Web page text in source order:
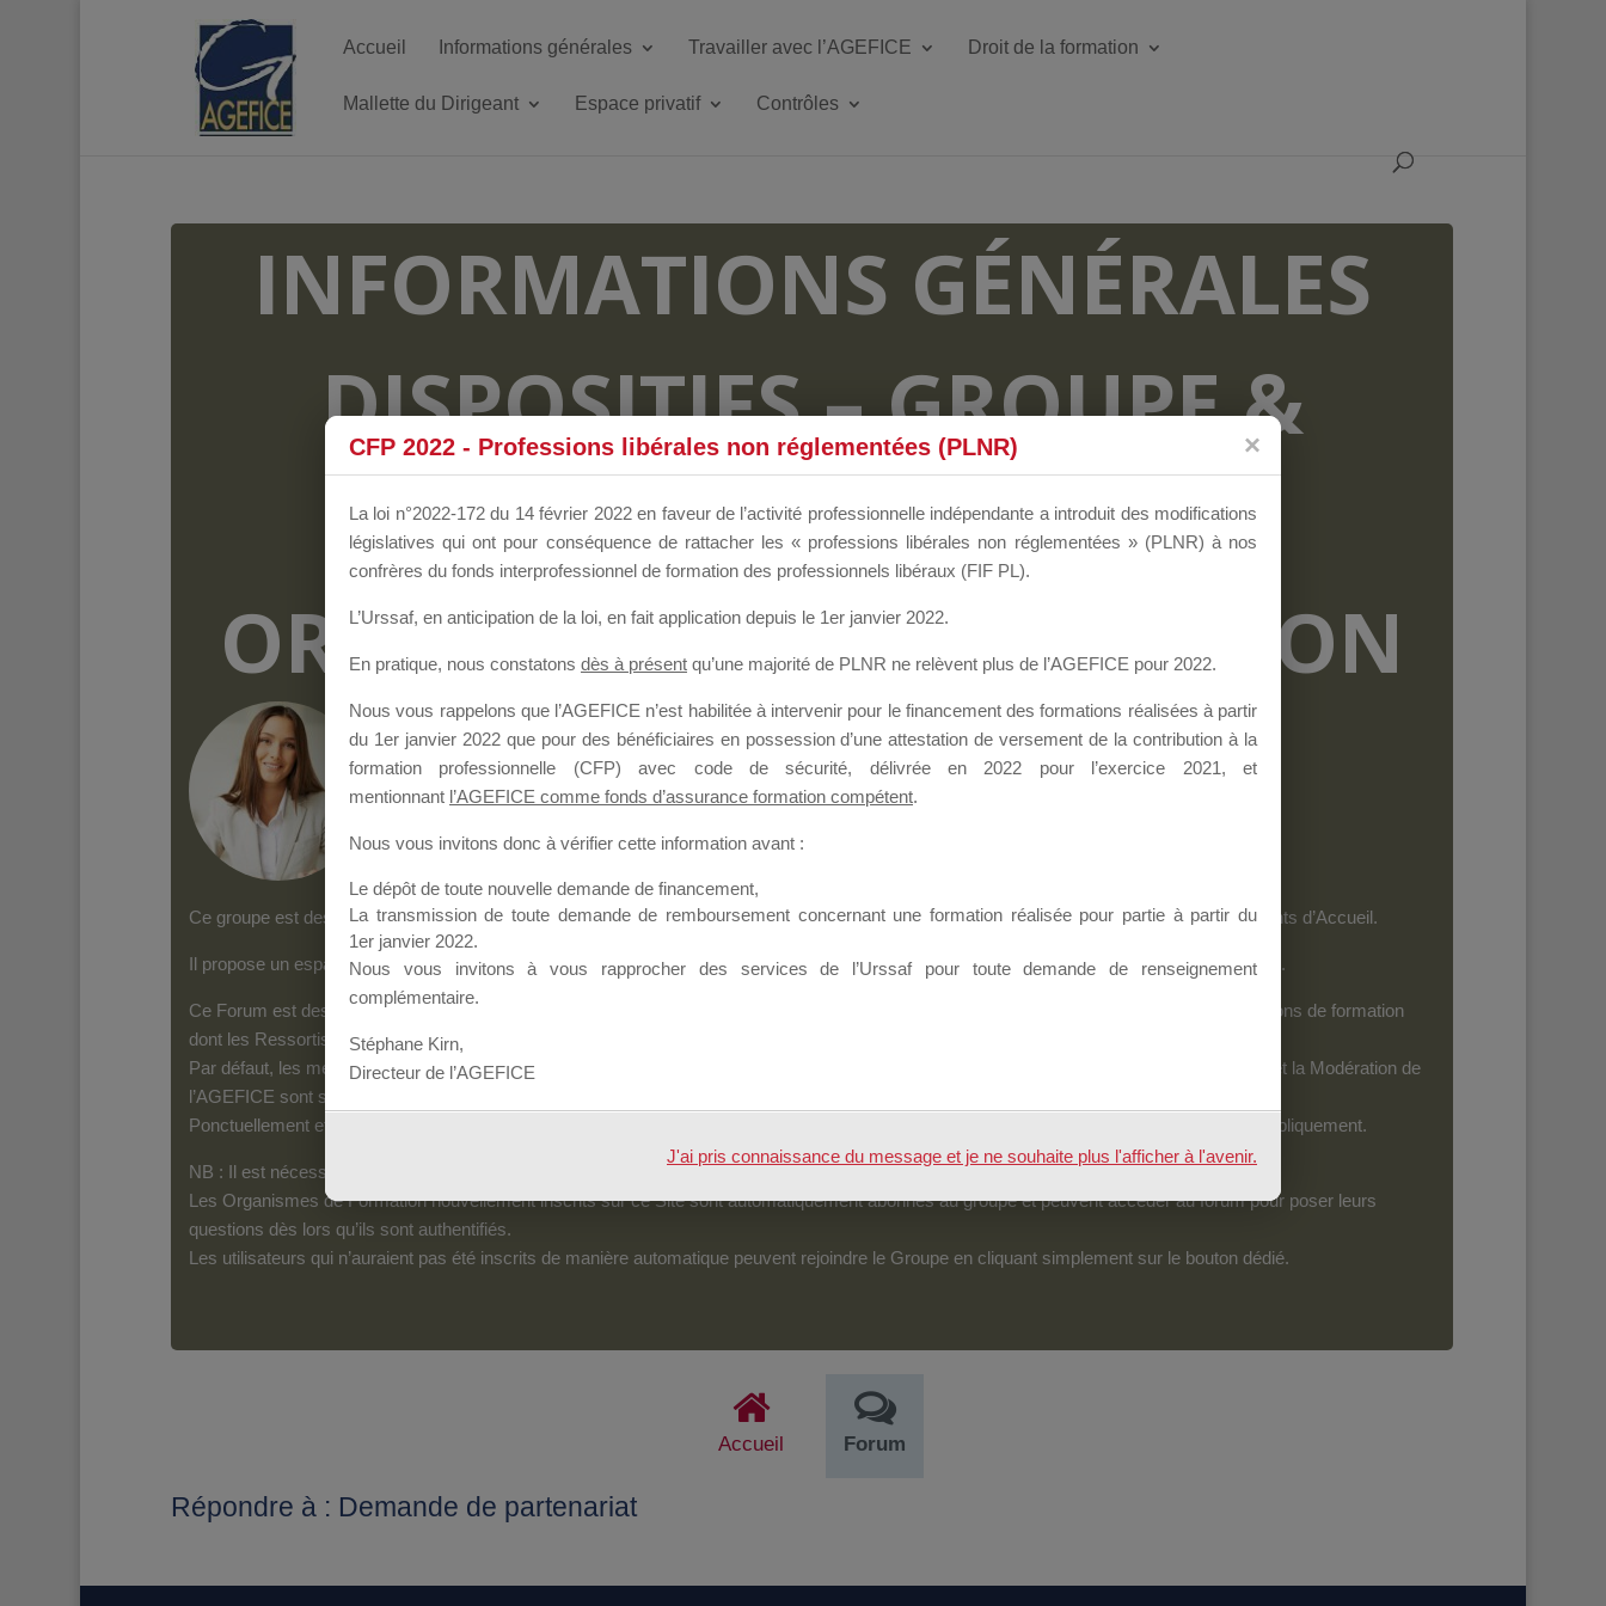
Accueil Informations générales Travailler avec l’AGEFICE Droit de la formation
Mallette du Dirigeant Espace privatif Contrôles
INFORMATIONS GÉNÉRALES
DISPOSITIFS – GROUPE &
FORUM DÉDIÉS AUX
ORGANISMES DE FORMATION
Groupe Public il y a 17 heures
Ce groupe est destiné aux Organismes de formation. Il accueille également les Conseillers salariés de l’AGEFICE et les personnels des Points d’Accueil.
Il propose un espace forum, sur lequel il est possible de laisser un message ou poser vos questions concernant les dispositifs de l’AGEFICE.
Ce Forum est destiné aux Organismes de formation qui ont besoin de renseignements sur l’AGEFICE et sur les aides au financement d’actions de formation
dont les Ressortissants de l’AGEFICE peuvent éventuellement bénéficier.
Par défaut, les messages qui sont postés sur cet espace sont considérés comme étant des messages
: Seuls leurs Auteurs et la Modération de
l’AGEFICE sont susceptibles d’en lire le contenu.
Ponctuellement et pour les messages qui s’avéreraient d’une particulière pertinence, certains des échanges pourront devenir accessibles publiquement.
NB : Il est nécessaire d’être inscrit(e) pour pouvoir accéder et intervenir sur cet espace.
Les Organismes de Formation nouvellement inscrits sur ce Site sont automatiquement abonnés au groupe et peuvent accéder au forum pour poser leurs
questions dès lors qu’ils sont authentifiés.
Les utilisateurs qui n’auraient pas été inscrits de manière automatique peuvent rejoindre le Groupe en cliquant simplement sur le bouton dédié.
Accueil Forum
Répondre à : Demande de partenariat
CFP 2022 - Professions libérales non réglementées (PLNR)
La loi n°2022-172 du 14 février 2022 en faveur de l’activité professionnelle indépendante a introduit des modifications
législatives qui ont pour conséquence de rattacher les « professions libérales non réglementées » (PLNR) à nos
confrères du fonds interprofessionnel de formation des professionnels libéraux (FIF PL).
L’Urssaf, en anticipation de la loi, en fait application depuis le 1er janvier 2022.
En pratique, nous constatons dès à présent qu’une majorité de PLNR ne relèvent plus de l’AGEFICE pour 2022.
Nous vous rappelons que l’AGEFICE n’est habilitée à intervenir pour le financement des formations réalisées à partir
du 1er janvier 2022 que pour des bénéficiaires en possession d’une attestation de versement de la contribution à la
formation professionnelle (CFP) avec code de sécurité, délivrée en 2022 pour l’exercice 2021, et
mentionnant l’AGEFICE comme fonds d’assurance formation compétent.
Nous vous invitons donc à vérifier cette information avant :
Le dépôt de toute nouvelle demande de financement,
La transmission de toute demande de remboursement concernant une formation réalisée pour partie à partir du
1er janvier 2022.
Nous vous invitons à vous rapprocher des services de l’Urssaf pour toute demande de renseignement
complémentaire.
Stéphane Kirn,
Directeur de l’AGEFICE
J'ai pris connaissance du message et je ne souhaite plus l'afficher à l'avenir.